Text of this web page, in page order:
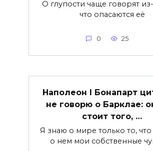
О глупости чаще говорят
что опасаются её
0 25
Наполеон I Бонапарт
не говорю о Барклае:
стоит того, …
Я знаю о мире только то, что
о нем мои собственные